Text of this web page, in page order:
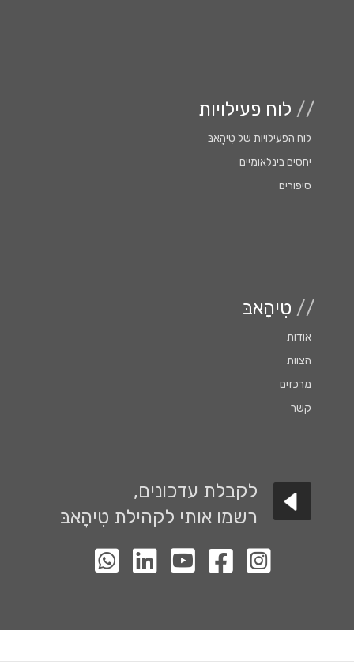
// לוח פעילויות
לוח הפעילויות של טִִיהָָאבּ
יחסים בינלאומיים
סיפורים
// טִיהָאבּ
אודות
הצוות
מרכזים
קשר
לקבלת עדכונים,
רשמו אותי לקהילת טִיהָאבּ
לעמוד האינסטגרם שלנו
לעמוד הפייסבוק שלנו
לעמוד יוטיוב שלנולעמוד הלינקדין שלנו
קבוצת ווטסאפ